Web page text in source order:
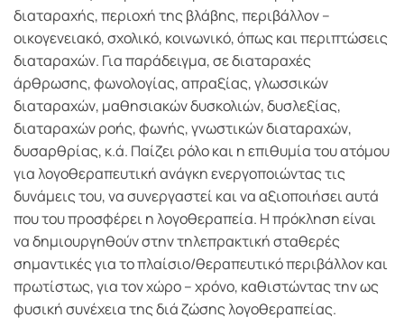
διαταραχής, περιοχή της βλάβης, περιβάλλον –
οικογενειακό, σχολικό, κοινωνικό, όπως και περιπτώσεις
διαταραχών. Για παράδειγμα, σε διαταραχές
άρθρωσης, φωνολογίας, απραξίας, γλωσσικών
διαταραχών, μαθησιακών δυσκολιών, δυσλεξίας,
διαταραχών ροής, φωνής, γνωστικών διαταραχών,
δυσαρθρίας, κ.ά. Παίζει ρόλο και η επιθυμία του ατόμου
για λογοθεραπευτική ανάγκη ενεργοποιώντας τις
δυνάμεις του, να συνεργαστεί και να αξιοποιήσει αυτά
που του προσφέρει η λογοθεραπεία. Η πρόκληση είναι
να δημιουργηθούν στην τηλεπρακτική σταθερές
σημαντικές για το πλαίσιο/θεραπευτικό περιβάλλον και
πρωτίστως, για τον χώρο – χρόνο, καθιστώντας την ως
φυσική συνέχεια της διά ζώσης λογοθεραπείας.